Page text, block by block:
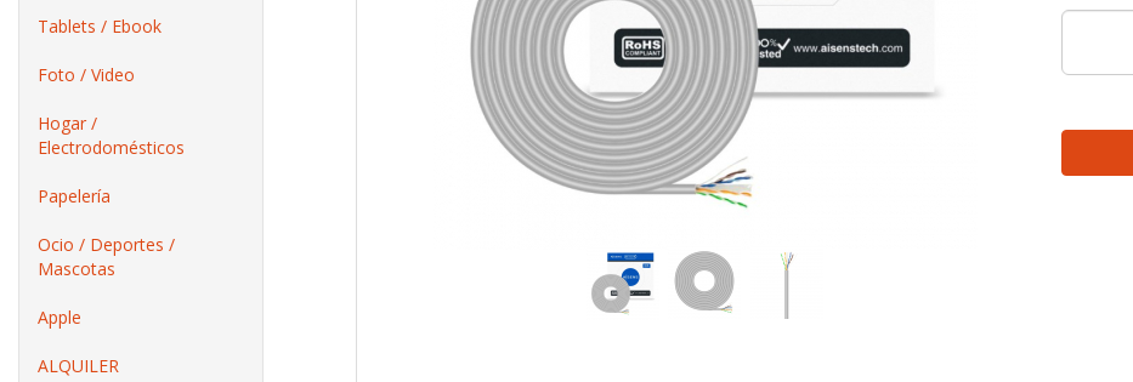
Tablets / Ebook
Foto / Video
Hogar /
Electrodomésticos
Papelería
Ocio / Deportes /
Mascotas
Apple
ALQUILER